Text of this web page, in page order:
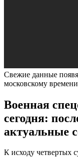
Свежие данные
московскому
Военная
сегодня:
актуальные
К исходу четвертых